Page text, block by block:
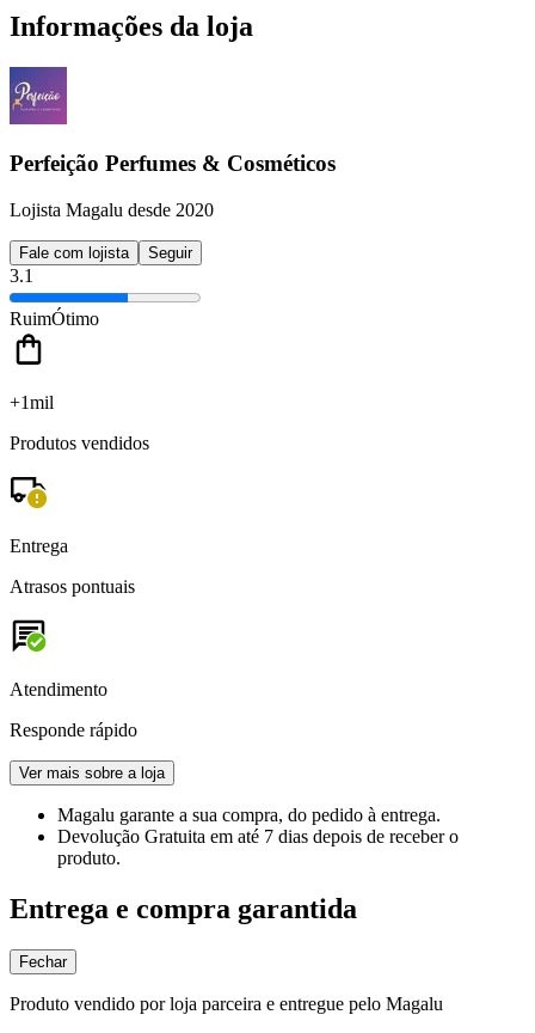
Informações da loja
Perfeição Perfumes & Cosméticos
Lojista Magalu desde 2020
Fale com lojista Seguir
3.1
RuimÓtimo
+1mil
Produtos vendidos
Entrega
Atrasos pontuais
Atendimento
Responde rápido
Ver mais sobre a loja
Magalu garante a sua compra, do pedido à entrega.
Devolução Gratuita em até 7 dias depois de receber o
produto.
Entrega e compra garantida
Fechar
Produto vendido por loja parceira e entregue pelo Magalu